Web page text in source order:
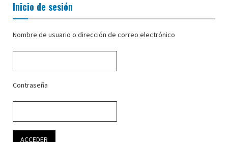
Inicio de sesión
Nombre de usuario o dirección de correo electrónico
Contraseña